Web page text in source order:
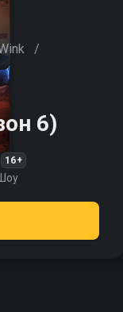
/
6)
16+